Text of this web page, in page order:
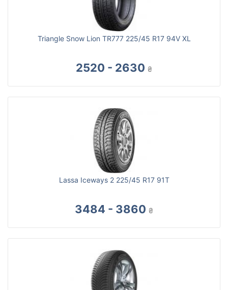
Triangle Snow Lion TR777 225/45 R17 94V XL
2520 - 2630 ₴
Lassa Iceways 2 225/45 R17 91T
3484 - 3860 ₴